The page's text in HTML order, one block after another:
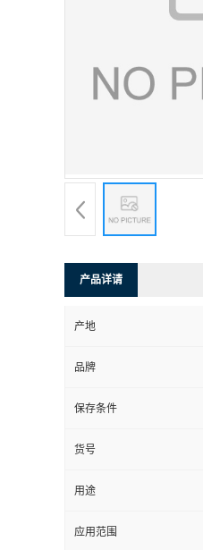
产品详请
产地
品牌
保存条件
货号
用途
应用范围